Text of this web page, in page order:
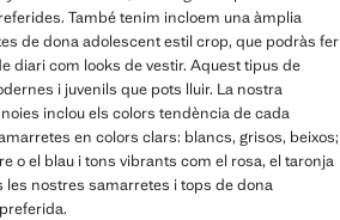
També tenim incloem una àmplia
de dona adolescent estil crop, que podràs fer
diari com looks de vestir. Aquest tipus de
i juvenils que pots lluir. La nostra
inclou els colors tendència de cada
en colors clars: blancs, grisos, beixos;
o el blau i tons vibrants com el rosa, el taronja
les nostres samarretes i tops de dona